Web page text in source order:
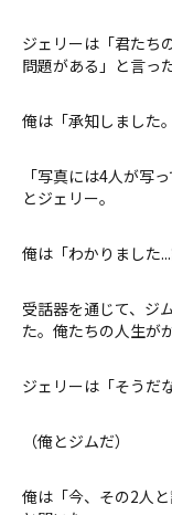
ジェリーは「君たち
問題がある」と言った
俺は「承知しました
「写真には4人が写
とジェリー。
俺は「わかりました
受話器を通じて、ジ
た。俺たちの人生が
ジェリーは「そうだ
（俺とジムだ）
俺は「今、その2人